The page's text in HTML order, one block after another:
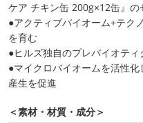
ケア チキン缶 200g×12缶』の
●アクティブバイオーム+テク
を育む
●ヒルズ独自のプレバイオティ
●マイクロバイオームを活性
産生を促進
＜素材・材質・成分＞